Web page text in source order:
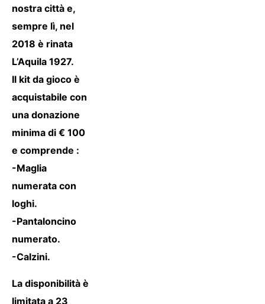
nostra città e,
sempre lì, nel
2018 è rinata
L’Aquila 1927.
Il kit da gioco è
acquistabile con
una donazione
minima di € 100
e comprende :
-Maglia
numerata con
loghi.
-Pantaloncino
numerato.
-Calzini.
La disponibilità è
limitata a 23